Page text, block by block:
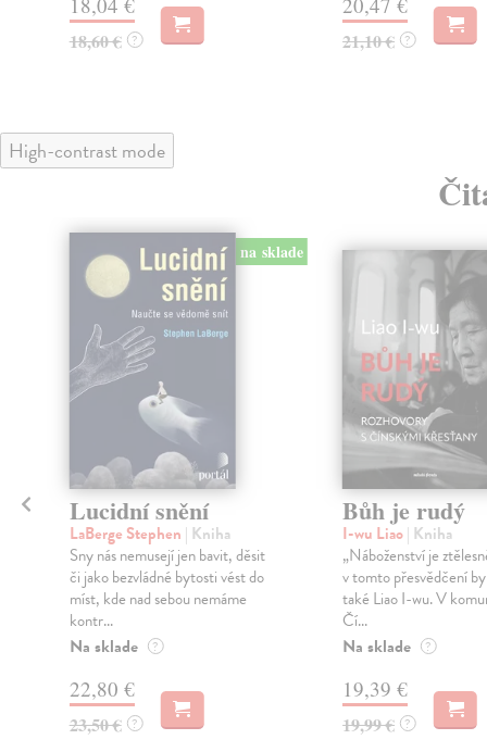
18,60 € ? 21,10 € ?
High-contrast mode
na sklade
Lucidní snění
LaBerge Stephen | Kniha
Sny nás nemusejí jen bavit, děsit
či jako bezvládné bytosti vést do
míst, kde nad sebou nemáme
kontr...
Na sklade ?
22,80 €
23,50 € ?
Bůh je rudý
I-wu Liao| Kniha
„Náboženství je
v tomto přesvědčení
také Liao I-wu. V
Čí...
Na sklade ?
19,39 €
19,99 € ?